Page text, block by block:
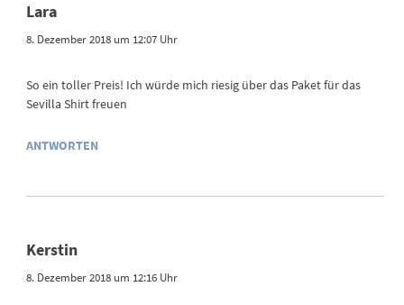
Lara
8. Dezember 2018 um 12:07 Uhr
So ein toller Preis! Ich würde mich riesig über das Paket für das
Sevilla Shirt freuen
ANTWORTEN
Kerstin
8. Dezember 2018 um 12:16 Uhr